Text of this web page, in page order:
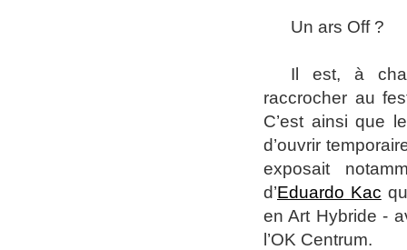
Un ars Off ?
Il est, à
raccrocher au
C’est ainsi que
d’ouvrir
exposait
d’Eduardo Kac
en Art Hybride -
l’OK Centrum.